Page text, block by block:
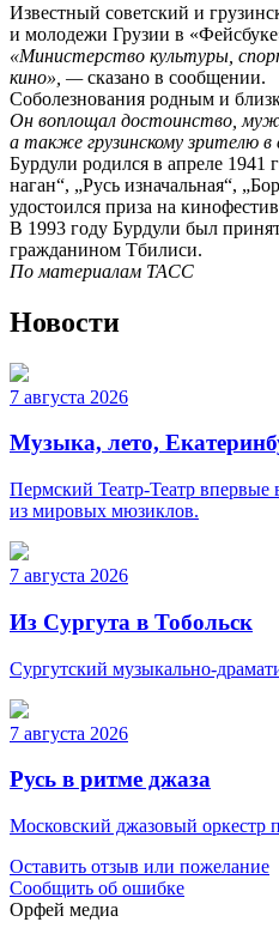
Известный советский и
и молодежи Грузии в
«Министерство культуры,
кино», —сказано в сообщении.
Соболезнования родным и
Он воплощал достоинство,
а также грузинскому зрителю
Бурдули родился в апреле 1941
наган“, „Русь изначальная“,
удостоился приза на
В 1993 году Бурдули был
гражданином Тбилиси.
По материалам ТАСС
Новости
7 августа 2026
Музыка, лето,
Пермский Театр-Театр впервые
из мировых мюзиклов.
7 августа 2026
Из Сургута в Тобольск
Сургутский музыкально-
7 августа 2026
Русь в ритме джаза
Московский джазовый оркестр
Оставить отзыв или пожелание
Сообщить об ошибке
Орфей медиа